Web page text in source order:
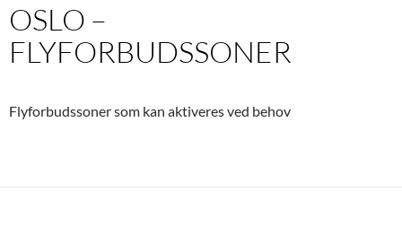
OSLO –
FLYFORBUDSSONER
Flyforbudssoner som kan aktiveres ved behov